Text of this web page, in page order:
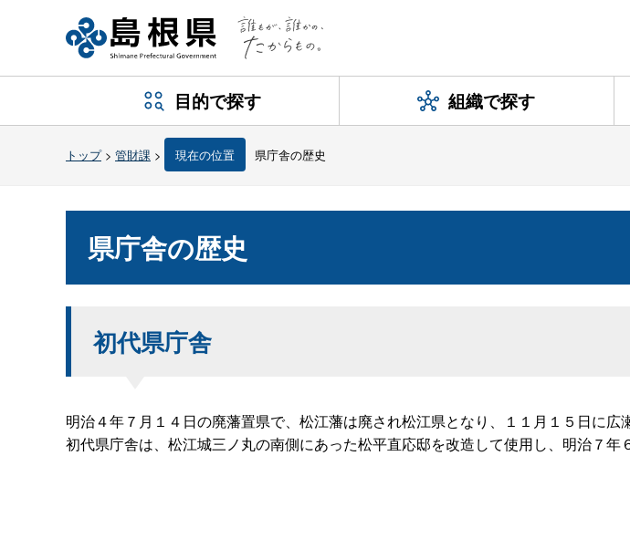
目的で探す 組織で探す
トップ> 管財課 > 現在の位置 県庁舎の歴史
県庁舎の歴史
初代県庁舎
明治４年７月１４日の廃藩置県で、松江藩は廃され松江県となり、１１月１５日に広
初代県庁舎は、松江城三ノ丸の南側にあった松平直応邸を改造して使用し、明治７年